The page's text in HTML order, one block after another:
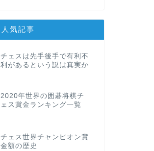
人気記事
チェスは先手後手で有利不
利があるという説は真実か
2020年世界の囲碁将棋チ
ェス賞金ランキング一覧
チェス世界チャンピオン賞
金額の歴史